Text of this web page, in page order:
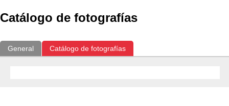
Catálogo de fotografías
General Catálogo de fotografías